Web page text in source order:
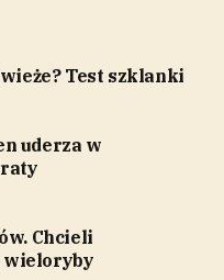
Test szklanki
uderza w
Chcieli
wieloryby